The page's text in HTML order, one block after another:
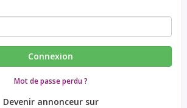
Mot de passe perdu ?
Devenir annonceur sur